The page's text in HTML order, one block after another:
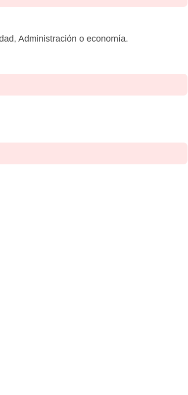
Administración o economía.